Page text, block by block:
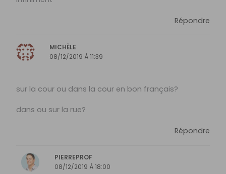
Répondre
MICHÈLE
08/12/2019 À 11:39
sur la cour ou dans la cour en bon français?
dans ou sur la rue?
Répondre
PIERREPROF
08/12/2019 À 18:00